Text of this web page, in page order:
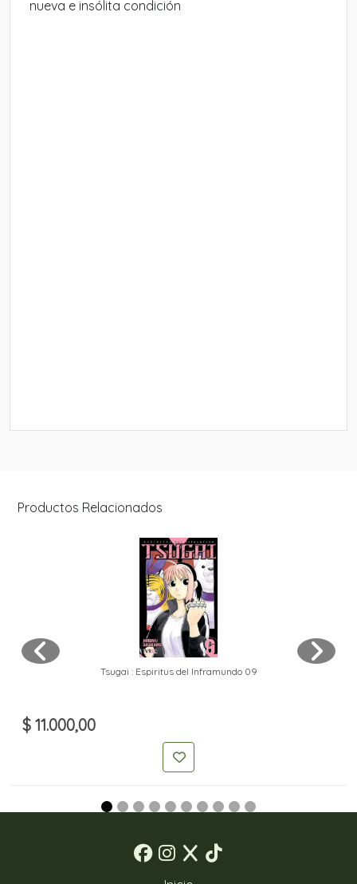
nueva e insólita condición
Productos Relacionados
Tsugai : Espiritus del Inframundo 09
$ 11.000,00